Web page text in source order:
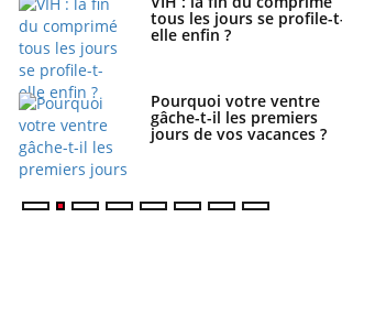
tous les jours se profile-t-
elle enfin ?
Pourquoi votre ventre
gâche-t-il les premiers
jours de vos vacances ?